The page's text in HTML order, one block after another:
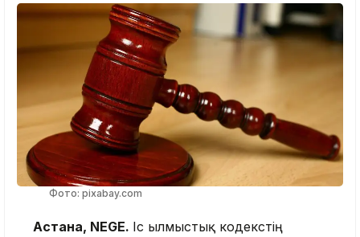
Фото: pixabay.com
Астана, NEGE. Іс Қылмыстық кодекстің